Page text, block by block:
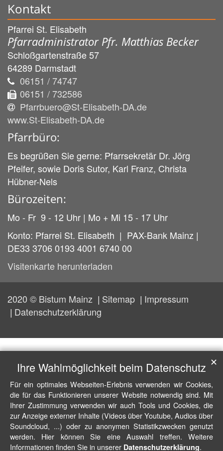
Kontakt
Pfarrei St. Elisabeth
Pfarradministrator Pfr. Matthias Becker
Schloßgartenstraße 57
64289 Darmstadt
06151 / 74747
06151 / 732586
Pfarrbuero@St-Elisabeth-DA.de
www.St-Elisabeth-DA.de
Pfarrbüro:
Es begrüßen Sie gerne: Pfarrsekretär Dr. Jörg
Pfeifer, sowie Doris Sutor, Karl Franz, Christa
Hübner-Nels
Bürozeiten:
Mo - Fr 9 - 12 Uhr | Mo + Mi 15 - 17 Uhr
Konto: Pfarrei St. Elisabeth | PAX-Bank Mainz |
DE33 3706 0193 4001 6740 00
Visitenkarte herunterladen
2020 © Bistum Mainz Sitemap
Impressum
Datenschutzerklärung
Ihre Wahlmöglichkeit beim Datenschutz
Für ein optimales Webseiten-Erlebnis verwenden wir Cookies,
die für das Funktionieren unserer Website notwendig sind. Mit
Ihrer Zustimmung verwenden wir auch Tools und Cookies, die
zur Anzeige externer Inhalte (Videos über Youtube, Audios über
Soundcloud, ...) oder zu anonymen Statistikzwecken genutzt
werden. Hier können Sie eine Auswahl treffen. Weitere
Informationen finden Sie in unserer Datenschutzerklärung.
✕